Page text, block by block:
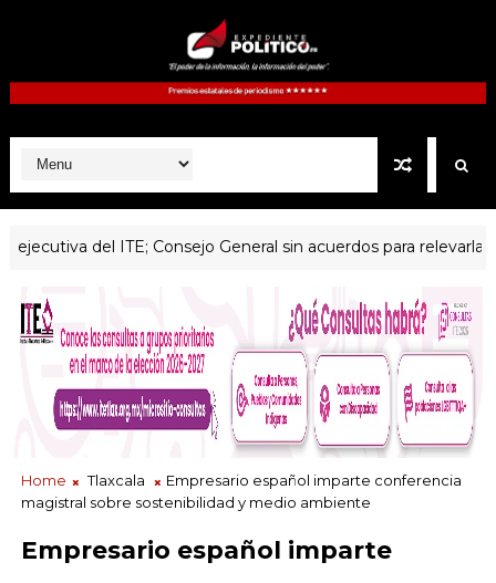
del ITE; Consejo General sin acuerdos para relevarla
Home Tlaxcala
Empresario español imparte conferencia
magistral sobre sostenibilidad y medio ambiente
Empresario español imparte